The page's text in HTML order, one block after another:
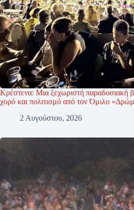
Κρέστενα: Μια ξεχωριστή παραδοσιακή
χορό και πολιτισμό από τον Όμιλο
2 Αυγούστου, 2026